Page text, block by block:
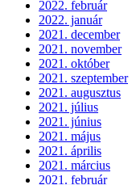
2022. február
2022. január
2021. december
2021. november
2021. október
2021. szeptember
2021. augusztus
2021. július
2021. június
2021. május
2021. április
2021. március
2021. február